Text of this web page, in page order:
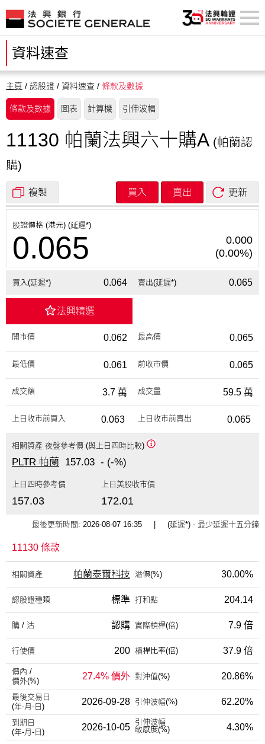
資料速查
條款及數據 圖表 計算機 引伸波幅
主頁 / 認股證 / 資料速查 / 條款及數據
11130 帕蘭法興六十購A (帕蘭認
購)
複製 買入 賣出 更新
股證價格 (港元) (延遲*)
0.065
0.000
(0.00%)
買入(延遲*) 0.064 賣出(延遲*) 0.065
法興精選
開市價 0.062 最高價 0.065
最低價 0.061 前收市價 0.065
成交額 3.7 萬 成交量 59.5 萬
上日收市前買入 0.063 上日收市前賣出 0.065
相關資產 夜盤參考價 (與上日四時比較)
PLTR 帕蘭 157.03 - (-%)
上日四時參考價
157.03
上日美股收市價
172.01
最後更新時間: 2026-08-07 16:35 | (延遲*) - 最少延遲十五分鐘
11130 條款
相關資產 帕蘭泰爾科技
認股證種類 標準
購 / 沽 認購
行使價 200
價內 /
價外(%)
27.4% 價外
最後交易日
(年-月-日)
2026-09-28
到期日
(年-月-日)
2026-10-05
溢價(%) 30.00%
打和點 204.14
實際槓桿(倍) 7.9 倍
槓桿比率(倍) 37.9 倍
對沖值(%) 20.86%
引伸波幅(%) 62.20%
引伸波幅
敏感度(%)
4.30%